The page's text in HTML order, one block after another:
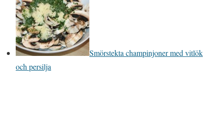
Smörstekta champinjoner med vitlök
och persilja